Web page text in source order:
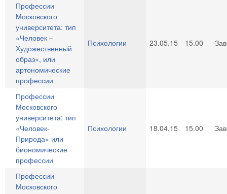
Профессии
Московского
университета: тип
«Человек –
Художественный
образ», или
артономические
профессии
Психологии 23.05.15 15.00
Профессии
Московского
университета: тип
«Человек-
Природа» или
биономические
профессии
Психологии 18.04.15 15.00
Профессии
Московского